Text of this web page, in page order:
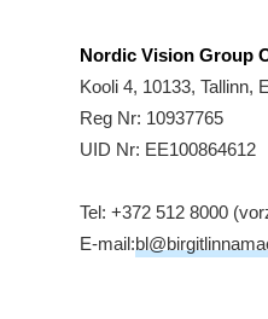
Nordic Vision Group
Kooli 4, 10133, Tallinn,
Reg Nr: 10937765
UID Nr: EE100864612
Tel: +372 512 8000
E-mail: